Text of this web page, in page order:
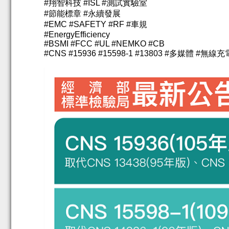
#翔智科技 #ISL #測試實驗室
#節能標章 #永續發展
#EMC #SAFETY #RF #車規
#EnergyEfficiency
#BSMI #FCC #UL #NEMKO #CB
#CNS #15936 #15598-1 #13803 #多媒體 #無線充